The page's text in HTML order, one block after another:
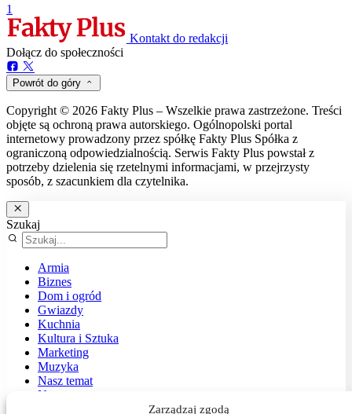
Zarządzaj zgodą
1
Kontakt do redakcji
Dołącz do społeczności
Powrót do góry
Copyright © 2026 Fakty Plus – Wszelkie prawa zastrzeżone. Treści
objęte są ochroną prawa autorskiego. Ogólnopolski portal
internetowy prowadzony przez spółkę Fakty Plus Spółka z
ograniczoną odpowiedzialnością. Serwis Fakty Plus powstał z
potrzeby dzielenia się rzetelnymi informacjami, w przejrzysty
sposób, z szacunkiem dla czytelnika.
Szukaj
Armia
Biznes
Dom i ogród
Gwiazdy
Kuchnia
Kultura i Sztuka
Marketing
Muzyka
Nasz temat
News